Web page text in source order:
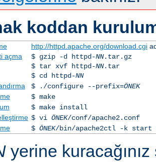
koddan
http://httpd.apache.org/download.cgi
açma
$ gzip -d httpd-NN.tar.gz
$ tar xvf httpd-NN.tar
$ cd httpd-NN
$ ./configure --prefix=ÖNEK
$ make
$ make install
$ vi ÖNEK/conf/apache2.conf
$ ÖNEK/bin/apache2ctl -k start
yerine